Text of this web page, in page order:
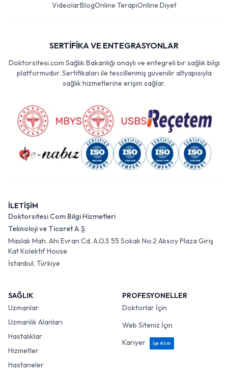
VideolarBlogOnline TerapiOnline Diyet
SERTİFİKA VE ENTEGRASYONLAR
Doktorsitesi.com Sağlık Bakanlığı onaylı ve entegreli bir sağlık bilgi
platformudur. Sertifikaları ile tescillenmiş güvenilir altyapısıyla
sağlık hizmetlerine erişim sağlar.
İLETİŞİM
Doktorsitesi Com Bilgi Hizmetleri
Teknoloji ve Ticaret A.Ş.
Maslak Mah. Ahi Evran Cd. A.O.S 55 Sokak No:2 Aksoy Plaza Giriş
Kat Kolektif House
İstanbul, Türkiye
SAĞLIK
Uzmanlar
Uzmanlık Alanları
Hastalıklar
Hizmetler
Hastaneler
PROFESYONELLER
Doktorlar İçin
Web Siteniz İçin
Kariyer
İşe Alım